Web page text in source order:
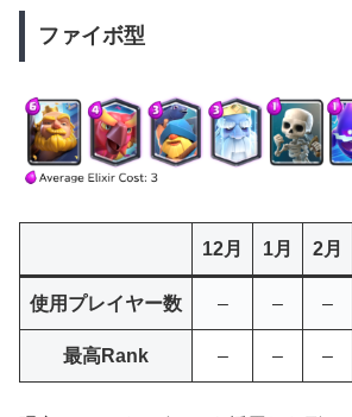
ファイボ型
12月 1月 2月
使用プレイヤー数 – – –
最高Rank – – –